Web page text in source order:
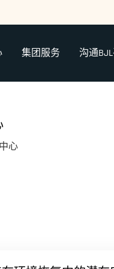
集团服务 沟通
心